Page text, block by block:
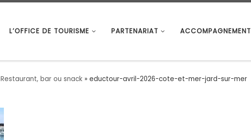
L’OFFICE DE TOURISME PARTENARIAT ACCOMPAGNEMENT
Restaurant, bar ou snack » eductour-avril-2026-cote-et-mer-jard-sur-mer